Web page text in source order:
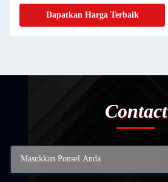
Dapatkan Harga Terbaik
Contact